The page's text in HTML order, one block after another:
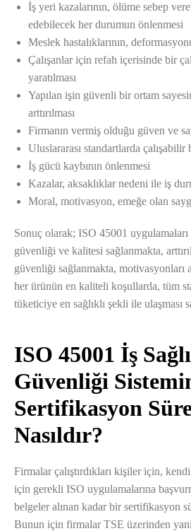
İş yeri kazalarının, ölüme sebep
edebilecek her durumun önlenmesi
Meslek hastalıklarının,
Çalışanlar için refah içerisinde bir
yaratılması
Yapılan işin güvenli bir ortam
arttırılması
Firmanın vermiş olduğu güven ve
Uluslararası standartlarda çalışabilir
İş gücü kaybının önlenmesi
Kazalar, aksaklıklar nedeni ile iş
Moral, motivasyon, emeğe olan
Sonuç olarak; ISO 45001 uygulamaları
güvenliği ve kalitesi sağlanmakta,
güvenliği sağlanmakta, motivasyonları
her ürünün en kaliteli koşullarda, tüm
tüketiciye en sağlıklı şekli ile ulaşması
ISO 45001 İş
Güvenliği
Sertifikasyon
Nasıldır?
Firmalar çalıştırdıkları kişiler için,
için gerekli ISO uygulamalarına
belgeler alınan kadar bir sertifikasyon
Bunun için firmalar TSE üzerinden